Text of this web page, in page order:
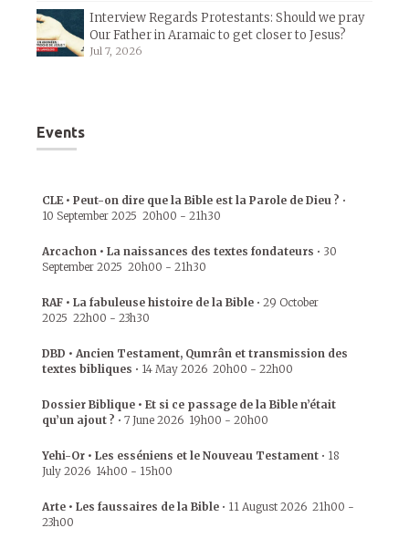
Interview Regards Protestants: Should we pray
Our Father in Aramaic to get closer to Jesus?
Jul 7, 2026
Events
CLE • Peut-on dire que la Bible est la Parole de Dieu ? •
10 September 2025 20h00 - 21h30
Arcachon • La naissances des textes fondateurs • 30
September 2025 20h00 - 21h30
RAF • La fabuleuse histoire de la Bible • 29 October
2025 22h00 - 23h30
DBD • Ancien Testament, Qumrân et transmission des
textes bibliques • 14 May 2026 20h00 - 22h00
Dossier Biblique • Et si ce passage de la Bible n’était
qu’un ajout ? • 7 June 2026 19h00 - 20h00
Yehi-Or • Les esséniens et le Nouveau Testament • 18
July 2026 14h00 - 15h00
Arte • Les faussaires de la Bible • 11 August 2026 21h00 -
23h00